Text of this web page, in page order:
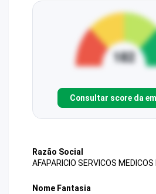
Consultar score da
Razão Social
AFAPARICIO SERVICOS
Nome Fantasia